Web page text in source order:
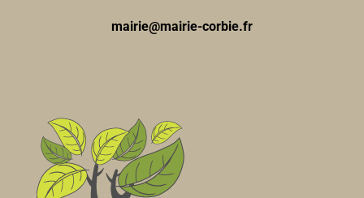
mairie@mairie-corbie.fr